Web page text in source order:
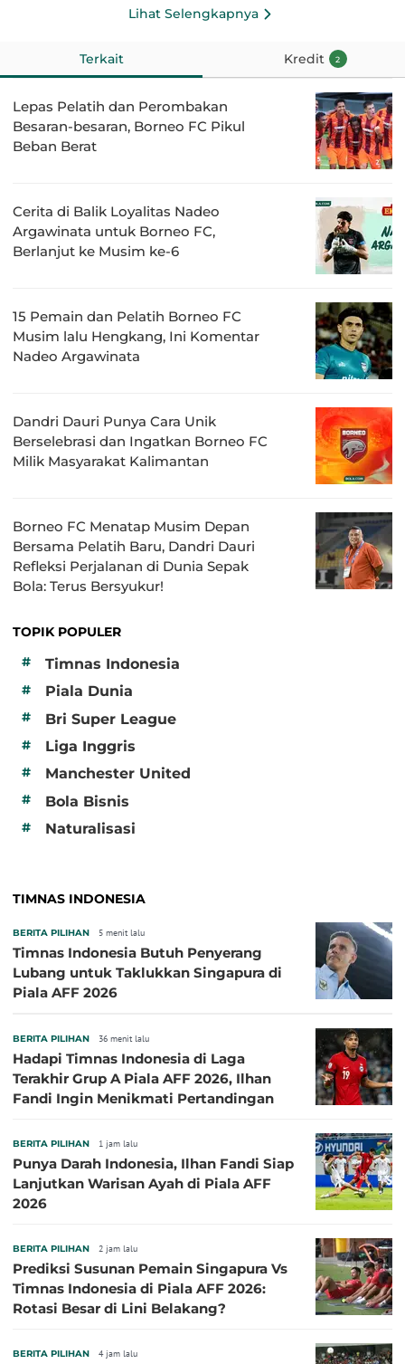
Lihat Selengkapnya
Terkait Kredit 2
Lepas Pelatih dan Perombakan
Besaran-besaran, Borneo FC Pikul
Beban Berat
Cerita di Balik Loyalitas Nadeo
Argawinata untuk Borneo FC,
Berlanjut ke Musim ke-6
15 Pemain dan Pelatih Borneo FC
Musim lalu Hengkang, Ini Komentar
Nadeo Argawinata
Dandri Dauri Punya Cara Unik
Berselebrasi dan Ingatkan Borneo FC
Milik Masyarakat Kalimantan
Borneo FC Menatap Musim Depan
Bersama Pelatih Baru, Dandri Dauri
Refleksi Perjalanan di Dunia Sepak
Bola: Terus Bersyukur!
TOPIK POPULER
#
Timnas Indonesia
# Piala Dunia
# Bri Super League
# Liga Inggris
# Manchester United
# Bola Bisnis
# Naturalisasi
TIMNAS INDONESIA
BERITA PILIHAN 5 menit lalu
Timnas Indonesia Butuh Penyerang
Lubang untuk Taklukkan Singapura di
Piala AFF 2026
BERITA PILIHAN 36 menit lalu
Hadapi Timnas Indonesia di Laga
Terakhir Grup A Piala AFF 2026, Ilhan
Fandi Ingin Menikmati Pertandingan
BERITA PILIHAN 1 jam lalu
Punya Darah Indonesia, Ilhan Fandi Siap
Lanjutkan Warisan Ayah di Piala AFF
2026
BERITA PILIHAN 2 jam lalu
Prediksi Susunan Pemain Singapura Vs
Timnas Indonesia di Piala AFF 2026:
Rotasi Besar di Lini Belakang?
BERITA PILIHAN 4 jam lalu